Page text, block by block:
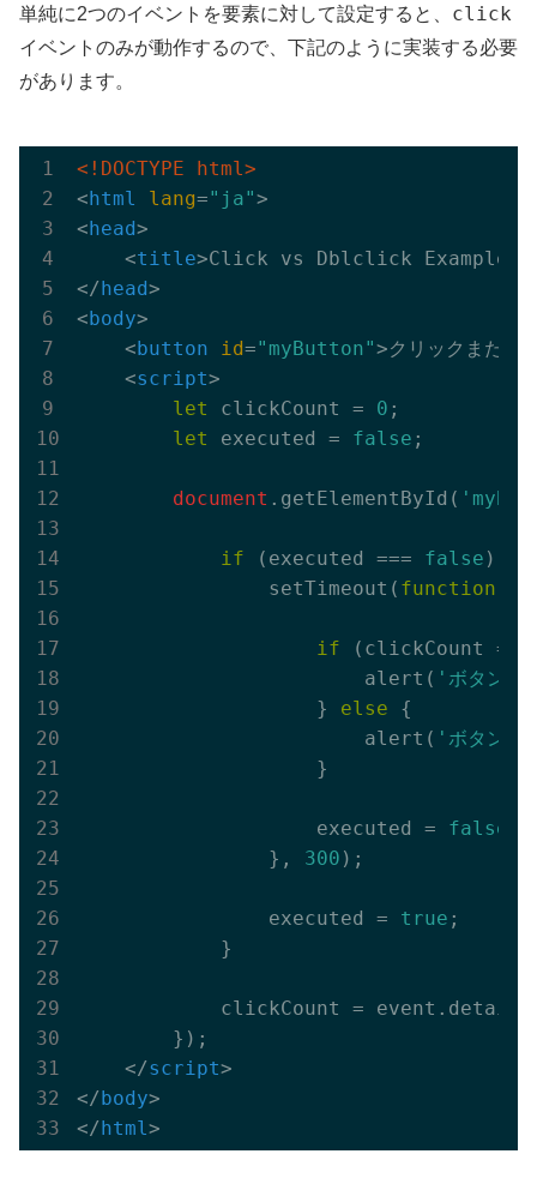
単純に2つのイベントを要素に対して設定すると、 click
イベントのみが動作するので、下記のように実装する必要
があります。
<!DOCTYPE html>
<html lang="ja">
<head>
<title>Click vs Dblclick Example
</head>
<body>
<button id="myButton">クリックまたは
<script>
let
clickCount = 0 ;
let
executed = false ;
document .getElementById(
if (executed === false ) {
                setTimeout(
function
if (clickCount
                        alert(
'ボタンが
                    }
else {
                        alert(
'ボタンが
                    }
                    executed =
false
                },
300 );
                executed =
true ;
            }
            clickCount = event.detail;
        });
</script>
</body>
</html>